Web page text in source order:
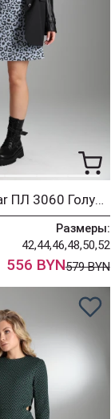
Костюм LM.Wear ПЛ 3060 Голубой, чёрный
Размеры:
42,44,46,48,50,52
556 BYN579 BYN